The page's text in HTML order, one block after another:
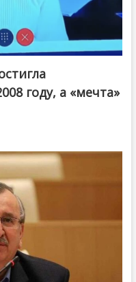
году, а «мечта»